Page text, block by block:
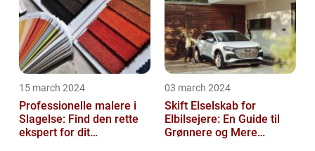
15 march 2024
Professionelle malere i
Slagelse: Find den rette
ekspert for dit
03 march 2024
Skift Elselskab for
Elbilsejere: En Guide til
Grønnere og Mere